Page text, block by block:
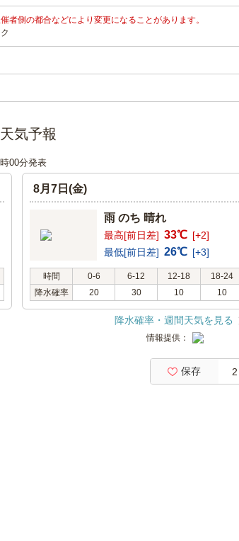
者側の都合などにより変更になることがあります。
気予報
00分発表
8月7日(金)
雨 のち 晴れ
最高[前日差] 33℃ [+2]
最低[前日差] 26℃ [+3]
時間 0-6 6-12 12-18
18-24
降水確率
20 30 10 10
降水確率・週間天気を見る
情報提供：
保存 2